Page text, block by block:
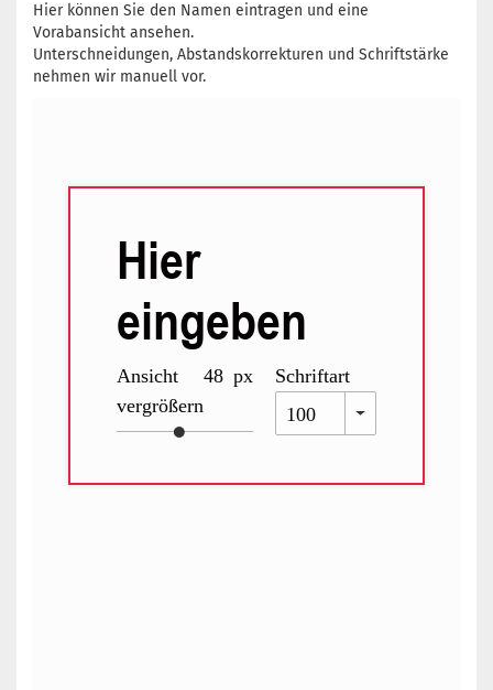
Hier können Sie den Namen eintragen und eine
Vorabansicht ansehen.
Unterschneidungen, Abstandskorrekturen und Schriftstärke
nehmen wir manuell vor.